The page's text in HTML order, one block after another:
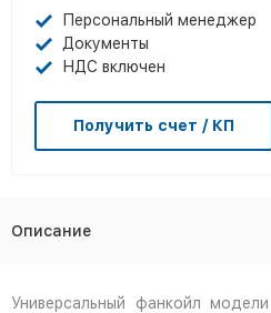
Персональный менеджер
Документы
НДС включен
Получить счет / КП
Описание
Универсальный фанкойл модели